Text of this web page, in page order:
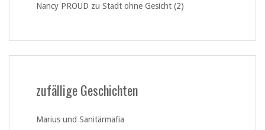
Nancy PROUD zu Stadt ohne Gesicht (2)
zufällige Geschichten
Marius und Sanitärmafia